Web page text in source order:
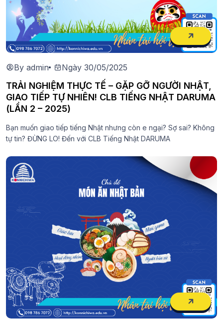
By admin Ngày 30/05/2025
TRẢI NGHIỆM THỰC TẾ – GẶP GỠ NGƯỜI NHẬT,
GIAO TIẾP TỰ NHIÊN! CLB TIẾNG NHẬT DARUMA
(LẦN 2 – 2025)
Bạn muốn giao tiếp tiếng Nhật nhưng còn e ngại? Sợ sai? Không
tự tin? ĐỪNG LO! Đến với CLB Tiếng Nhật DARUMA